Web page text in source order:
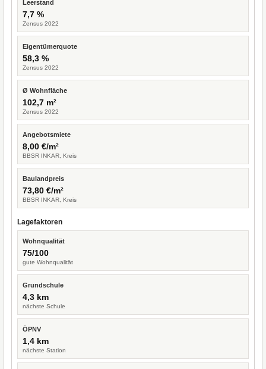
Leerstand
7,7 %
Zensus 2022
Eigentümerquote
58,3 %
Zensus 2022
Ø Wohnfläche
102,7 m²
Zensus 2022
Angebotsmiete
8,00 €/m²
BBSR INKAR, Kreis
Baulandpreis
73,80 €/m²
BBSR INKAR, Kreis
Lagefaktoren
Wohnqualität
75/100
gute Wohnqualität
Grundschule
4,3 km
nächste Schule
ÖPNV
1,4 km
nächste Station